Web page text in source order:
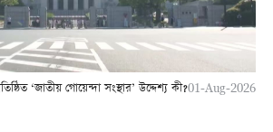
‘জাতীয় গোয়েন্দা সংস্থার’ উদ্দেশ্য কী?01-Aug-2026